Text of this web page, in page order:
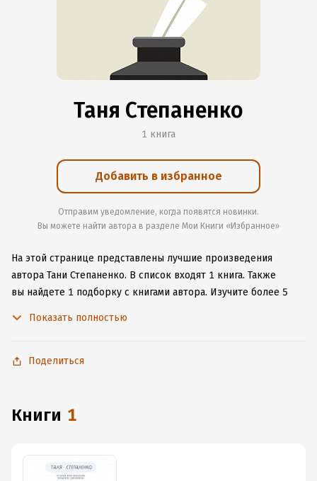
Таня Степаненко
1 книга
Добавить в избранное
Отправим уведомление, когда появятся новинки.
Вы можете найти автора в разделе Мои Книги «Избранное»
На этой странице представлены лучшие произведения
автора Тани Степаненко. В список входят 1 книга. Также
вы найдете 1 подборку с книгами автора. Изучите более 5
не расставаться с любимыми произведениями даже без
Показать полностью
Поделиться
книги 1